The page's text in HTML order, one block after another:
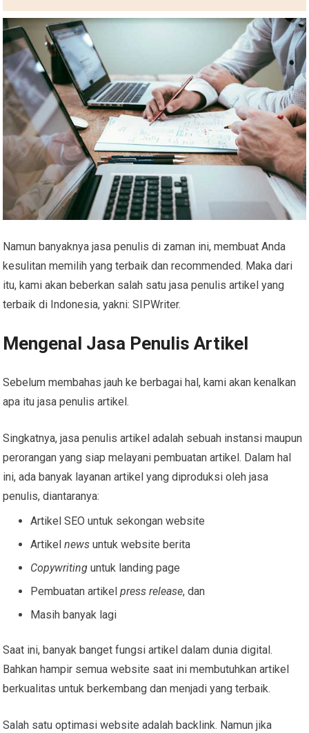
Namun banyaknya jasa penulis di zaman ini, membuat Anda
kesulitan memilih yang terbaik dan recommended. Maka dari
itu, kami akan beberkan salah satu jasa penulis artikel yang
terbaik di Indonesia, yakni: SIPWriter.
Mengenal Jasa Penulis Artikel
Sebelum membahas jauh ke berbagai hal, kami akan kenalkan
apa itu jasa penulis artikel.
Singkatnya, jasa penulis artikel adalah sebuah instansi maupun
perorangan yang siap melayani pembuatan artikel. Dalam hal
ini, ada banyak layanan artikel yang diproduksi oleh jasa
penulis, diantaranya:
Artikel SEO untuk sekongan website
Artikelnews untuk website berita
Copywriting untuk landing page
Pembuatan artikelpress release, dan
Masih banyak lagi
Saat ini, banyak banget fungsi artikel dalam dunia digital.
Bahkan hampir semua website saat ini membutuhkan artikel
berkualitas untuk berkembang dan menjadi yang terbaik.
Salah satu optimasi website adalah backlink. Namun jika